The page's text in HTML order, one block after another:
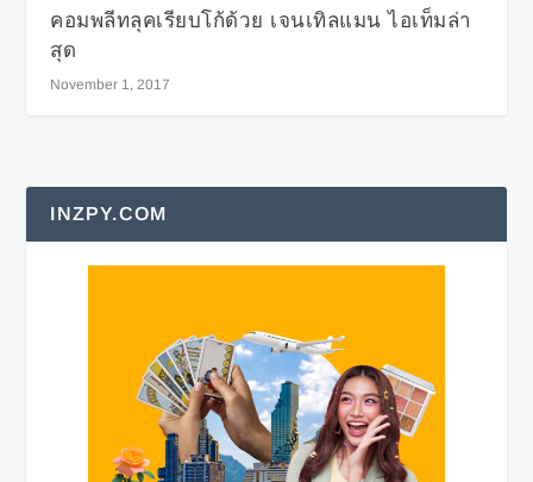
คอมพลีทลุคเรียบโก้ด้วย เจนเทิลแมน ไอเท็มล่า
สุด
November 1, 2017
INZPY.COM